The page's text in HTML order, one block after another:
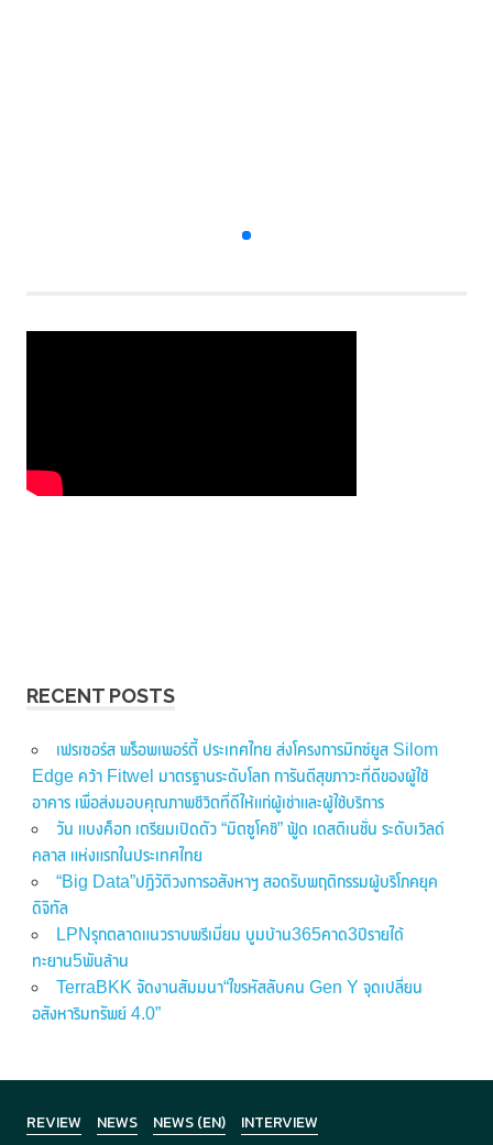
RECENT POSTS
เฟรเซอร์ส พร็อพเพอร์ตี้ ประเทศไทย ส่งโครงการมิกซ์ยูส Silom
Edge คว้า Fitwel มาตรฐานระดับโลก การันตีสุขภาวะที่ดีของผู้ใช้
อาคาร เพื่อส่งมอบคุณภาพชีวิตที่ดีให้แก่ผู้เช่าและผู้ใช้บริการ
วัน แบงค็อก เตรียมเปิดตัว “มิตซูโคชิ” ฟู้ด เดสติเนชั่น ระดับเวิลด์
คลาส แห่งแรกในประเทศไทย
“Big Data”ปฏิวัติวงการอสังหาฯ สอดรับพฤติกรรมผู้บริโภคยุค
ดิจิทัล
LPNรุกตลาดแนวราบพรีเมี่ยม บูมบ้าน365คาด3ปีรายได้
ทะยาน5พันล้าน
TerraBKK จัดงานสัมมนา“ไขรหัสลับคน Gen Y จุดเปลี่ยน
อสังหาริมทรัพย์ 4.0”
REVIEW NEWS NEWS (EN) INTERVIEW